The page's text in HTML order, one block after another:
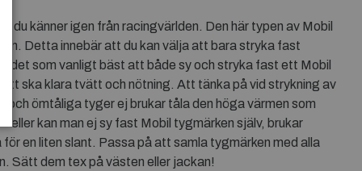
du känner igen från racingvärlden. Den här typen av Mobil
Detta innebär att du kan välja att bara stryka fast
det som vanligt bäst att både sy och stryka fast ett Mobil
ska klara tvätt och nötning. Att tänka på vid strykning av
och ömtåliga tyger ej brukar tåla den höga värmen som
eller kan man ej sy fast Mobil tygmärken själv, brukar
en liten slant. Passa på att samla tygmärken med alla
Sätt dem tex på västen eller jackan!